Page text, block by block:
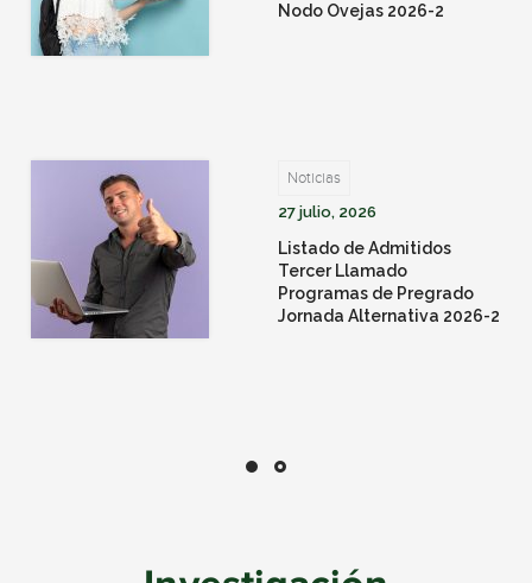
Nodo Ovejas 2026-2
Noticias
27 julio, 2026
Listado de Admitidos
Tercer Llamado
Programas de Pregrado
Jornada Alternativa 2026-2